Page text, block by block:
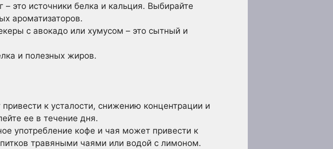
– это источники белка и кальция. Выбирайте
ароматизаторов.
с авокадо или хумусом – это сытный и
и полезных жиров.
к усталости, снижению концентрации и
ее в течение дня.
употребление кофе и чая может привести к
травяными чаями или водой с лимоном.